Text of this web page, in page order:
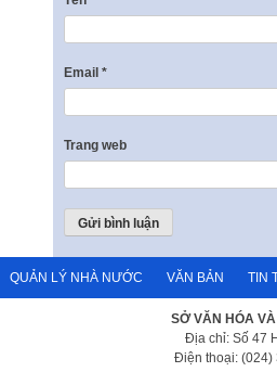
Email *
Trang web
QUẢN LÝ NHÀ NƯỚC VĂN BẢN TIN
SỞ VĂN HÓA
Địa chỉ: Số 47
Điện thoại: (024)